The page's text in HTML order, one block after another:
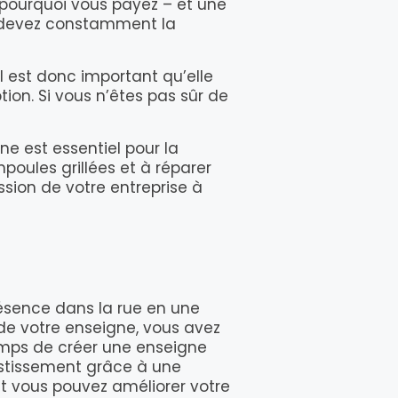
vous payez – et une
constamment la
donc important qu’elle
Si vous n’êtes pas sûr de
est essentiel pour la
grillées et à réparer
de votre entreprise à
dans la rue en une
votre enseigne, vous avez
de créer une enseigne
grâce à une
pouvez améliorer votre